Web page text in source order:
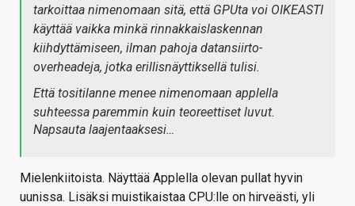
tarkoittaa nimenomaan sitä, että GPUta voi OIKEASTI
käyttää vaikka minkä rinnakkaislaskennan
kiihdyttämiseen, ilman pahoja datansiirto-
overheadeja, jotka erillisnäyttiksellä tulisi.
Että tositilanne menee nimenomaan applella
suhteessa paremmin kuin teoreettiset luvut.
Napsauta laajentaaksesi…
Mielenkiitoista. Näyttää Applella olevan pullat hyvin
uunissa. Lisäksi muistikaistaa CPU:lle on hirveästi, yli